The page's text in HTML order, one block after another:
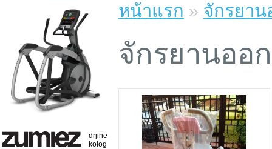
drjine
kolog
หน้าแรก » จักรยาน
จักรยานออ